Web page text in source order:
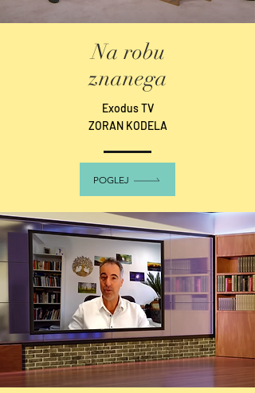
Na robu
znanega
Exodus TV
ZORAN KODELA
POGLEJ